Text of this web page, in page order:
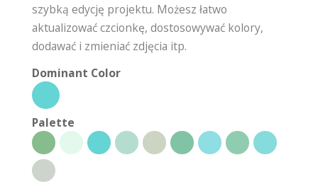
szybką edycję projektu. Możesz łatwo
aktualizować czcionkę, dostosowywać kolory,
dodawać i zmieniać zdjęcia itp.
Dominant Color
Palette